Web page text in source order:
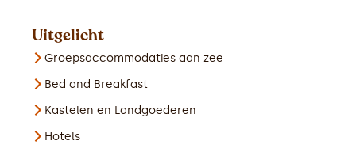
Uitgelicht
Groepsaccommodaties aan zee
Bed and Breakfast
Kastelen en Landgoederen
Hotels